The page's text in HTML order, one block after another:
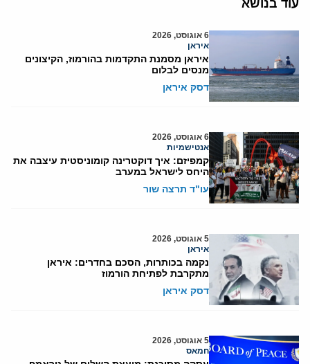
עוד בנושא
6 אוגוסט, 2026
איראן
איראן מסמנת התקדמות בהורמוז, הקיצונים
מנסים לבלום
דסק איראן
6 אוגוסט, 2026
אנטישמיות
קמפיזם: איך דוקטרינה קומוניסטית עיצבה את
היחס לישראל במערב
עו"ד תרצה שור
5 אוגוסט, 2026
איראן
נקמה בכותרות, הסכם בחדרים: איראן
מתקרבת לפתיחת הורמוז
דסק איראן
5 אוגוסט, 2026
חמאס